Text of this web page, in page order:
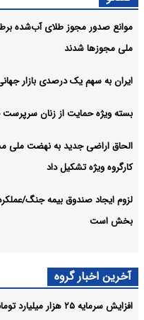
اقتصادی: جدیدترین قیمت ارزها در بازار آزاد
موانع صدور مجوز طلای آب‌شده
ملی مجوزها شدند
ایران به سهم یک‌ درصدی بازار
بسته ویژه حمایت از زنان
الحاق اراضی جدید به نهضت ملی
کارگروه ویژه تشکیل داد
لزوم ایجاد صندوق بیمه جنگ/
بخش است
آخرین اخبار گروه
افزایش سرمایه ۲۵ هزار میلیارد تومانی «فارس» در مسیر قانونی ثبت سرمایه